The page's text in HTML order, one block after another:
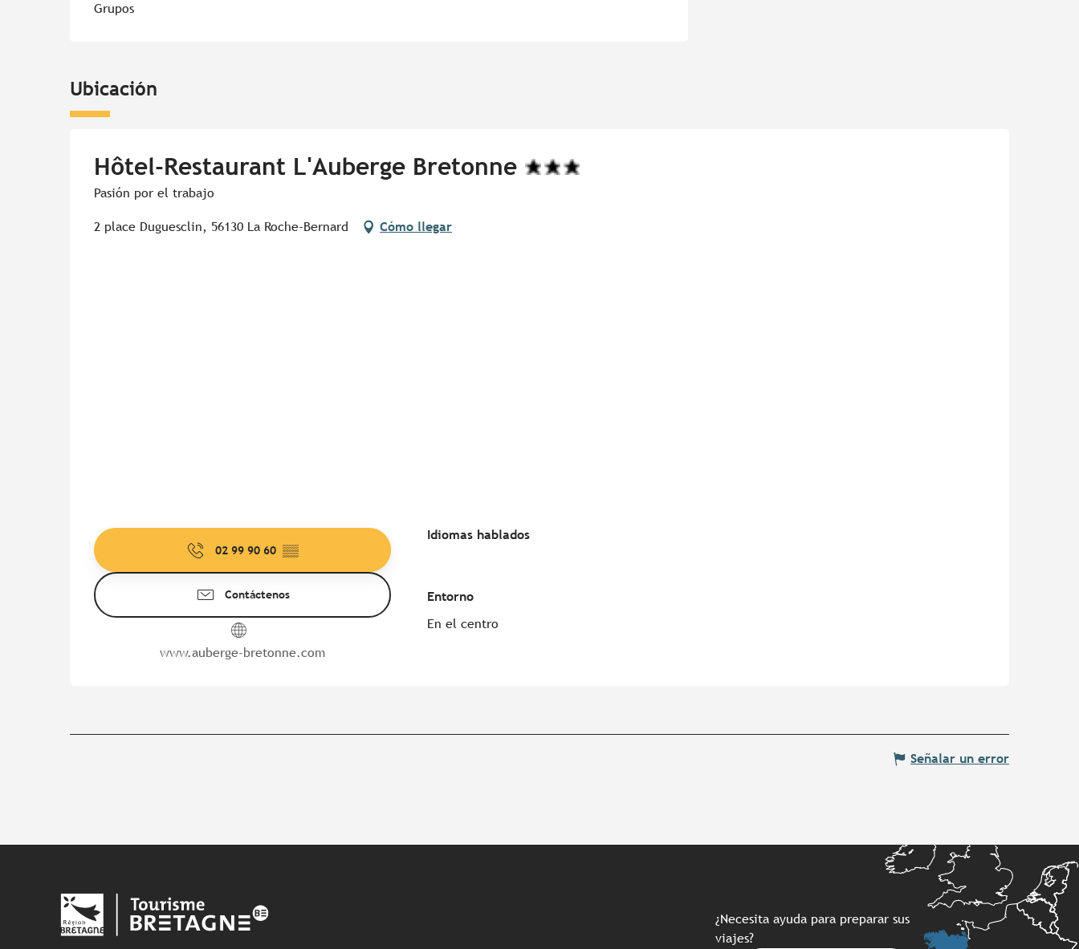
Grupos
Ubicación
Hôtel-Restaurant L'Auberge Bretonne
Pasión por el trabajo
2 place Duguesclin, 56130 La Roche-Bernard Cómo llegar
02 99 90 60 ▒▒
Contáctenos
www.auberge-bretonne.com
Idiomas hablados
Idiomas hablados
Entorno
Entorno
En el centro
Señalar un error
¿Necesita ayuda para preparar sus
viajes?